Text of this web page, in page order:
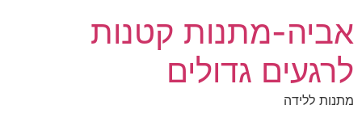
לתוכן
אביה-מתנות קטנות
לרגעים גדולים
מתנות ללידה